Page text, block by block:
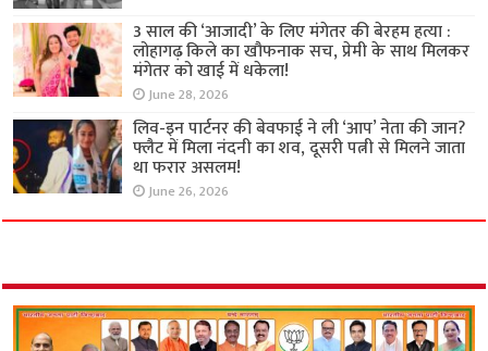
3 साल की ‘आजादी’ के लिए मंगेतर की बेरहम हत्या :
लोहागढ़ किले का खौफनाक सच, प्रेमी के साथ मिलकर
मंगेतर को खाई में धकेला!
June 28, 2026
लिव-इन पार्टनर की बेवफाई ने ली ‘आप’ नेता की जान?
फ्लैट में मिला नंदनी का शव, दूसरी पत्नी से मिलने जाता
था फरार असलम!
June 26, 2026